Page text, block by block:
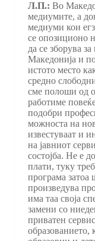
Л.П.: Во
медиумите, а
медиуми кои
се опозиционо
да се зборува
Македонија и
истото место
средно
сме полоши од
работиме
подобри
можноста на
известуваат и
на јавниот
состојба. Не е
плати, туку
програма затоа
произведува
има таа своја
замени со
приватен
образованието,